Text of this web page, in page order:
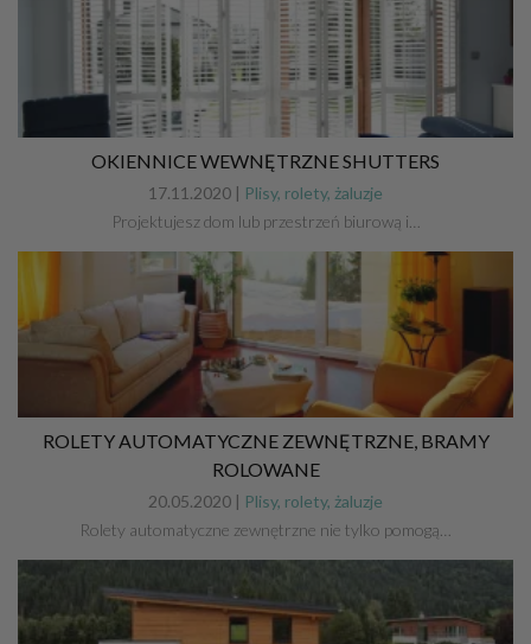
OKIENNICE WEWNĘTRZNE SHUTTERS
17.11.2020 | Plisy, rolety, żaluzje
Projektujesz dom lub przestrzeń biurową i…
ROLETY AUTOMATYCZNE ZEWNĘTRZNE, BRAMY
ROLOWANE
20.05.2020 | Plisy, rolety, żaluzje
Rolety automatyczne zewnętrzne nie tylko pomogą…